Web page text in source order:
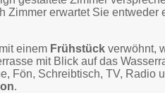
Zimmer erwartet Sie
einem Frühstück verwöhnt,
mit Blick auf das
Fön, Schreibtisch, TV, Radio
.